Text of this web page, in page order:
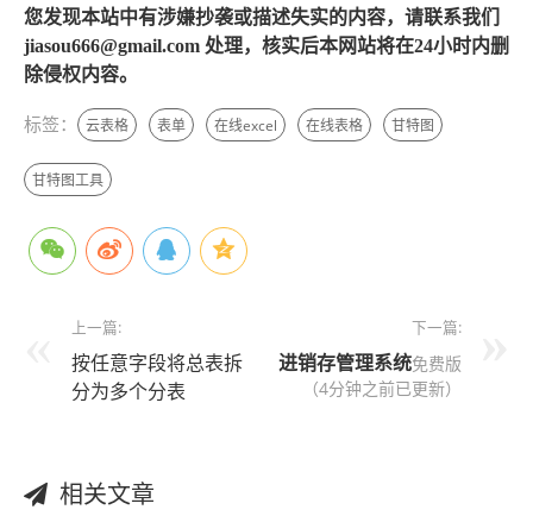
您发现本站中有涉嫌抄袭或描述失实的内容，请联系我们
jiasou666@gmail.com 处理，核实后本网站将在24小时内删
除侵权内容。
标签： 云表格 表单 在线excel 在线表格 甘特图
甘特图工具
上一篇:
按任意字段将总表拆
分为多个分表
下一篇:
进销存管理系统免费版
（4分钟之前已更新）
相关文章